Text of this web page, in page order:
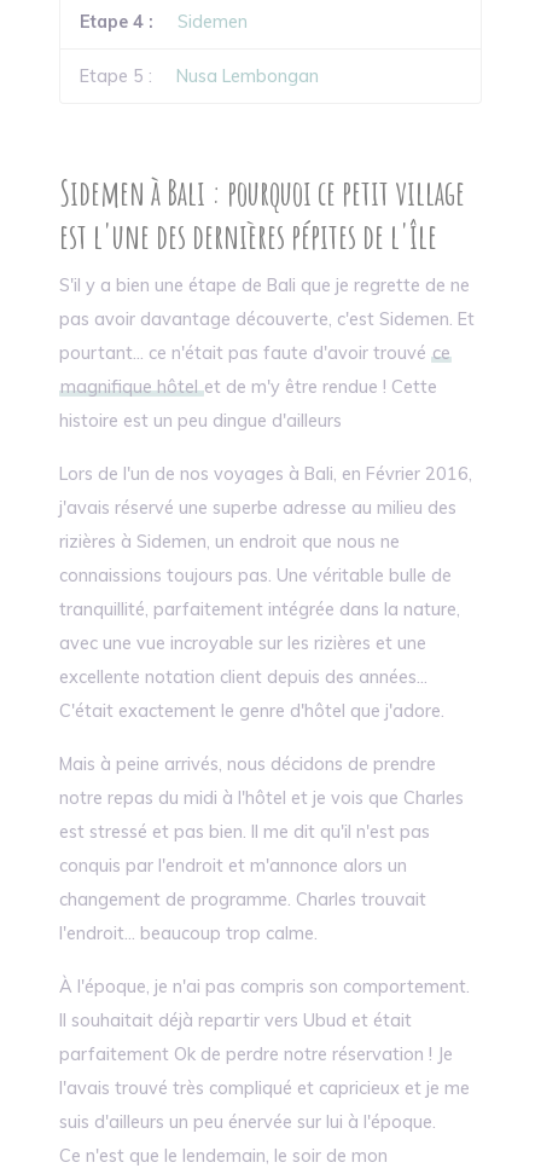
Etape 4 : Sidemen
Etape 5 : Nusa Lembongan
Sidemen à Bali : pourquoi ce petit village
est l'une des dernières pépites de l'île
S'il y a bien une étape de Bali que je regrette de ne
pas avoir davantage découverte, c'est Sidemen. Et
pourtant... ce n'était pas faute d'avoir trouvéce
magnifique hôtelet de m'y être rendue ! Cette
histoire est un peu dingue d'ailleurs
Lors de l'un de nos voyages à Bali, en Février 2016,
j'avais réservé une superbe adresse au milieu des
rizières à Sidemen, un endroit que nous ne
connaissions toujours pas. Une véritable bulle de
tranquillité, parfaitement intégrée dans la nature,
avec une vue incroyable sur les rizières et une
excellente notation client depuis des années...
C'était exactement le genre d'hôtel que j'adore.
Mais à peine arrivés, nous décidons de prendre
notre repas du midi à l'hôtel et je vois que Charles
est stressé et pas bien. Il me dit qu'il n'est pas
conquis par l'endroit et m'annonce alors un
changement de programme. Charles trouvait
l'endroit... beaucoup trop calme.
À l'époque, je n'ai pas compris son comportement.
Il souhaitait déjà repartir vers Ubud et était
parfaitement Ok de perdre notre réservation ! Je
l'avais trouvé très compliqué et capricieux et je me
suis d'ailleurs un peu énervée sur lui à l'époque.
Ce n'est que le lendemain, le soir de mon